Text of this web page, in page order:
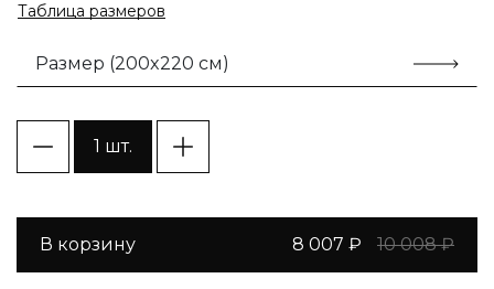
Таблица размеров
Размер (200x220 см)
1 шт.
В корзину 8 007 ₽ 10 008 ₽